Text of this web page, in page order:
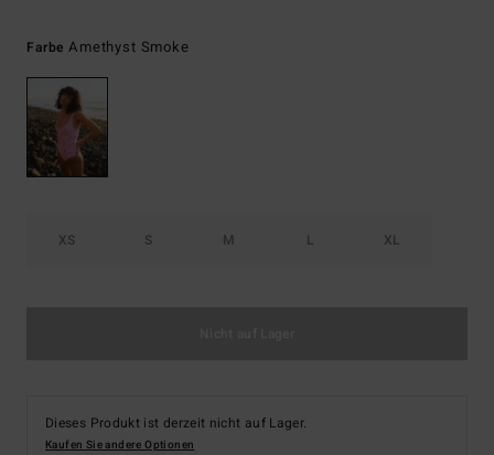
FarbeAmethyst Smoke
XS S M L XL
Dieses Produkt ist derzeit nicht auf Lager.
Kaufen Sie andere Optionen